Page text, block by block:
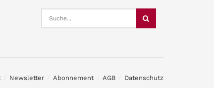
Newsletter Abonnement AGB Datenschutz